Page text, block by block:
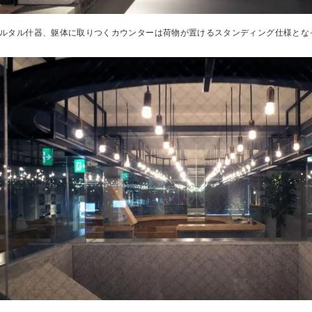
タル什器、躯体に取りつくカウンターは荷物が置けるスタンディング仕様とな